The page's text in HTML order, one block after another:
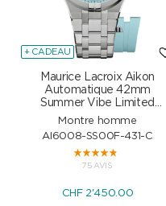
+ CADEAU
Maurice Lacroix Aikon
Automatique 42mm
Summer Vibe Limited
Edition
Montre homme
AI6008-SS00F-431-C
75 AVIS
CHF 2'450.00